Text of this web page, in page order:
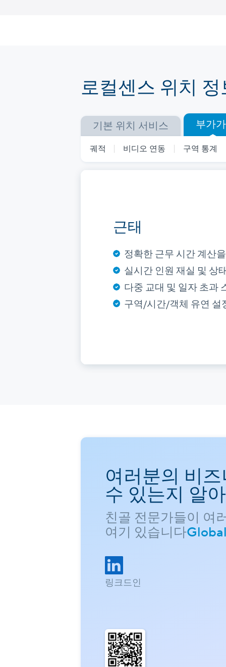
로컬센스 위치
기본 위치 서비스 부가
궤적 비디오 연동 구역 통계
궤적 저장 및 재생
원클릭 전체 궤적 표시
히트맵 시각화를 통한
궤적 검토 시 동기화된
1년 이내 임의 기간 궤
비디오 연동 및
인원 위치 기반 카메라
다중 대상 다중 비디오
커스텀 이력 궤적 및 비
글로벌 보안 감시 상위
구역 통계
구역/맵별 실시간 태그
구역 내 입장 시간 및 체
유연한 설정의 사용자
간편 요약 및 상세 통계
근태
정확한 근무 시간 계산
실시간 인원 재실 및 상
다중 교대 및 일자 초과
구역/시간/객체 유연 설
실시간 인원 출석 및 상
구역·시간 기반 점호 작
점호 대상 및 규칙 유연
팀 간 로테이션 점호 실
다중 신호 감지: 체온,
맞춤형 모니터링을 위
이상 생체 신호 실시간
명확한 개요를 위한 이
대규모 감지를 지원하
위험 구역 누락 없는 자
다양한 위험 임계값의
오탐 방지를 위한 작업
보안 위험 감소를 위한
오탐 최소화를 위한 커
포괄적 커버리지를 위
정밀 데이터 분석을 위
인원별·구역별 다중 보
실시간 및 이력 히트맵
세밀한 감독을 위한 커
모니터링 요구에 따른
원클릭 상세 보기의 시
이벤트 검토를 위한 완
여러분의 비
수 있는지 알
친골 전문가들이 여
여기 있습니다
링크드인